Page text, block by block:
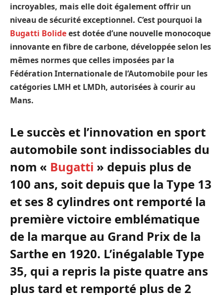
incroyables, mais elle doit également offrir un
niveau de sécurité exceptionnel. C’est pourquoi la
Bugatti Bolideest dotée d’une nouvelle monocoque
innovante en fibre de carbone, développée selon les
mêmes normes que celles imposées par la
Fédération Internationale de l’Automobile pour les
catégories LMH et LMDh, autorisées à courir au
Mans.
Le succès et l’innovation en sport
automobile sont indissociables du
nom « Bugatti » depuis plus de
100 ans, soit depuis que la Type 13
et ses 8 cylindres ont remporté la
première victoire emblématique
de la marque au Grand Prix de la
Sarthe en 1920. L’inégalable Type
35, qui a repris la piste quatre ans
plus tard et remporté plus de 2